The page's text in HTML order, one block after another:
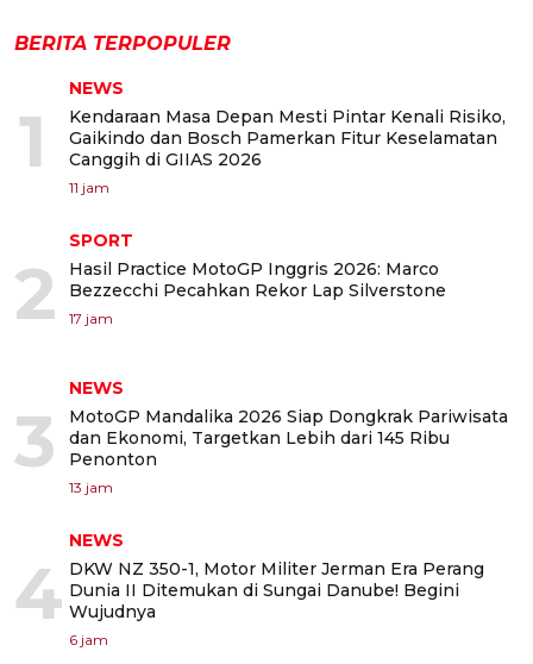
BERITA TERPOPULER
1
NEWS
Kendaraan Masa Depan Mesti Pintar Kenali Risiko,
Gaikindo dan Bosch Pamerkan Fitur Keselamatan
Canggih di GIIAS 2026
11 jam
2
SPORT
Hasil Practice MotoGP Inggris 2026: Marco
Bezzecchi Pecahkan Rekor Lap Silverstone
17 jam
3
NEWS
MotoGP Mandalika 2026 Siap Dongkrak Pariwisata
dan Ekonomi, Targetkan Lebih dari 145 Ribu
Penonton
13 jam
4
NEWS
DKW NZ 350-1, Motor Militer Jerman Era Perang
Dunia II Ditemukan di Sungai Danube! Begini
Wujudnya
6 jam